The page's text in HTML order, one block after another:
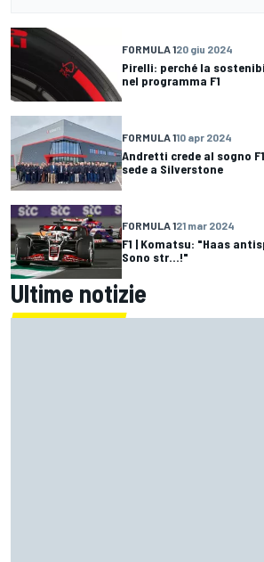
FORMULA 120 giu 2024
Pirelli: perché la
nel programma F1
FORMULA 110 apr 2024
Andretti crede al sogno
sede a Silverstone
FORMULA 121 mar 2024
F1 | Komatsu: "Haas
Sono str...!"
Ultime notizie